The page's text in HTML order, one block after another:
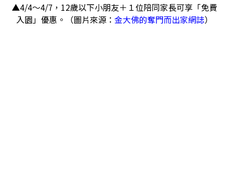
▲4/4～4/7，12歲以下小朋友＋１位陪同家長可享「免費
入園」優惠。（圖片來源： 金大佛的奪門而出家網誌）